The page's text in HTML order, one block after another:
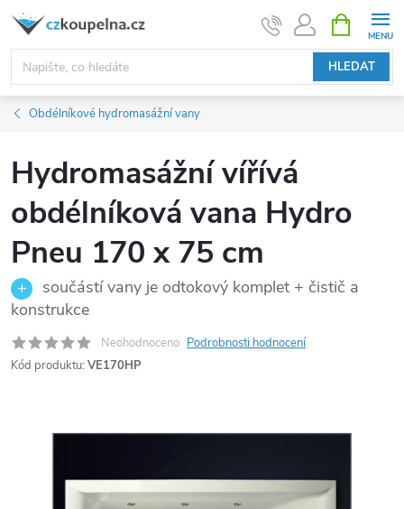
Přejít
obsah
HLEDAT
NÁKUPNÍ
KOŠÍK
Obdélníkové hydromasážní vany
Hydromasážní vířívá
obdélníková vana Hydro
Pneu 170 x 75 cm
součástí vany je odtokový komplet + čistič a
konstrukce
Neohodnoceno Podrobnosti hodnocení
Kód produktu: VE170HP